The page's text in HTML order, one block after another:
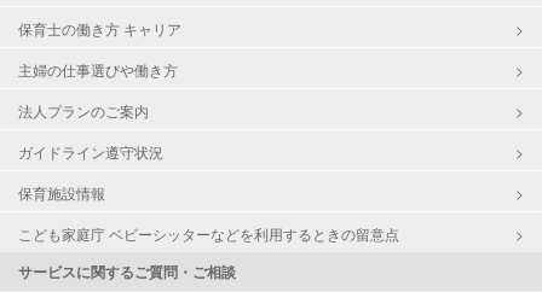
保育士の働き方 キャリア
主婦の仕事選びや働き方
法人プランのご案内
ガイドライン遵守状況
保育施設情報
こども家庭庁 ベビーシッターなどを利用するときの留意点
サービスに関するご質問・ご相談